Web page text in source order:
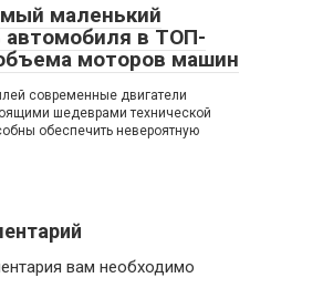
маленький
автомобиля в ТОП-
моторов машин
современные двигатели
шедеврами технической
обеспечить невероятную
вам необходимо